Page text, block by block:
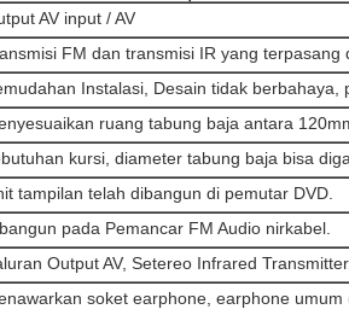
AV input / AV
FM dan transmisi IR yang terpasang
Instalasi, Desain tidak berbahaya,
ruang tabung baja antara
kursi, diameter tabung baja bisa
tampilan telah dibangun di pemutar DVD.
pada Pemancar FM Audio nirkabel.
Output AV, Setereo Infrared Transmitter.
soket earphone, earphone umum